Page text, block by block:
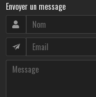
Envoyer un message